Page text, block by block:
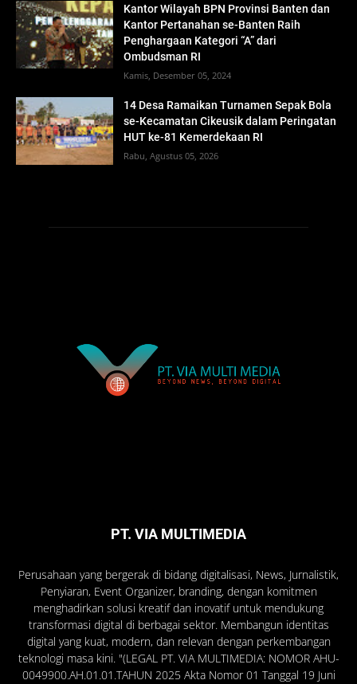
Kantor Wilayah BPN Provinsi Banten dan
Kantor Pertanahan se-Banten Raih
Penghargaan Kategori “A” dari
Ombudsman RI
Kamis, Desember 05, 2024
14 Desa Ramaikan Turnamen Sepak Bola
se-Kecamatan Cikeusik dalam Peringatan
HUT ke-81 Kemerdekaan RI
Rabu, Agustus 05, 2026
PT. VIA MULTIMEDIA
Perusahaan yang bergerak di bidang digitalisasi, News, Jurnalistik,
Penyiaran, Event Organizer, branding, dengan komitmen
menghadirkan solusi kreatif dan inovatif untuk mendukung
transformasi digital di berbagai sektor. Membangun identitas
digital yang kuat, modern, dan relevan dengan perkembangan
teknologi masa kini. "(LEGAL PT. VIA MULTIMEDIA: NOMOR AHU-
0049900.AH.01.01.TAHUN 2025 Akta Nomor 01 Tanggal 19 Juni